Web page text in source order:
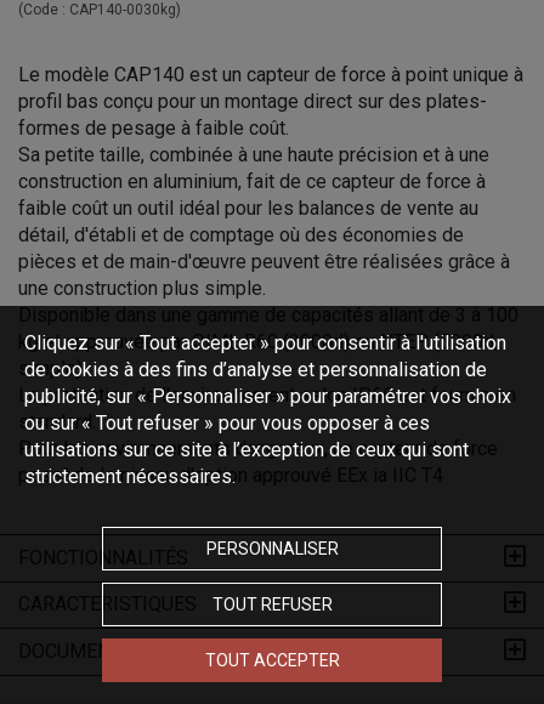
(Code : CAP140-0030kg)
Le modèle CAP140 est un capteur de force à point unique à
profil bas conçu pour un montage direct sur des plates-
formes de pesage à faible coût.
Sa petite taille, combinée à une haute précision et à une
construction en aluminium, fait de ce capteur de force à
faible coût un outil idéal pour les balances de vente au
détail, d'établi et de comptage où des économies de
pièces et de main-d'œuvre peuvent être réalisées grâce à
une construction plus simple.
kg et approuvée par OIML R60 (3000d) ou NTEP (5000d,
simple).
La protection de l'environnement selon IP66 est fournie en
standard.
Pour les environnements dangereux, ce capteur de force
possède le niveau d'option approuvé EEx ia IIC T4
Cliquez sur « Tout accepter » pour consentir à l'utilisation
de cookies à des fins d’analyse et personnalisation de
publicité, sur « Personnaliser » pour paramétrer vos choix
ou sur « Tout refuser » pour vous opposer à ces
utilisations sur ce site à l’exception de ceux qui sont
strictement nécessaires.
PERSONNALISER
TOUT REFUSER
TOUT ACCEPTER